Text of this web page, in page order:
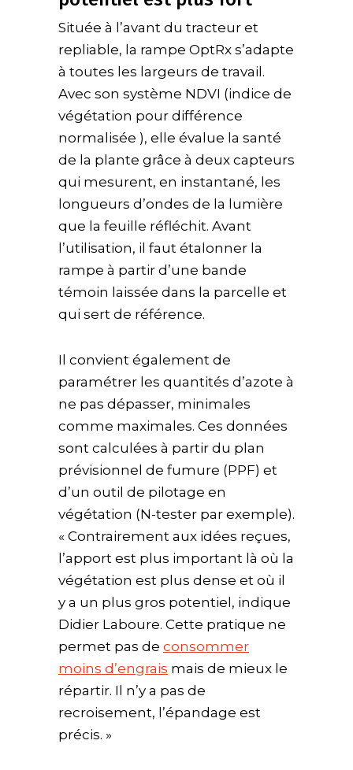
Située à l’avant du tracteur et
repliable, la rampe OptRx s’adapte
à toutes les largeurs de travail.
Avec son système NDVI (indice de
végétation pour différence
normalisée ), elle évalue la santé
de la plante grâce à deux capteurs
qui mesurent, en instantané, les
longueurs d’ondes de la lumière
que la feuille réfléchit. Avant
l’utilisation, il faut étalonner la
rampe à partir d’une bande
témoin laissée dans la parcelle et
qui sert de référence.
Il convient également de
paramétrer les quantités d’azote à
ne pas dépasser, minimales
comme maximales. Ces données
sont calculées à partir du plan
prévisionnel de fumure (PPF) et
d’un outil de pilotage en
végétation (N-tester par exemple).
« Contrairement aux idées reçues,
l’apport est plus important là où la
végétation est plus dense et où il
y a un plus gros potentiel, indique
Didier Laboure. Cette pratique ne
permet pas de consommer
moins d’engrais mais de mieux le
répartir. Il n’y a pas de
recroisement, l’épandage est
précis. »